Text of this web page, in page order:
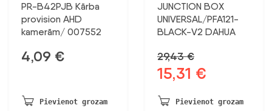
PR-B42PJB Kārba
provision AHD
kamerām/ 007552
4,09 €
Pievienot grozam
JUNCTION BOX
UNIVERSAL/PFA121-
BLACK-V2 DAHUA
29,43€
Sākotnējā
bija:
15,31 €
ir:
Pievienot grozam